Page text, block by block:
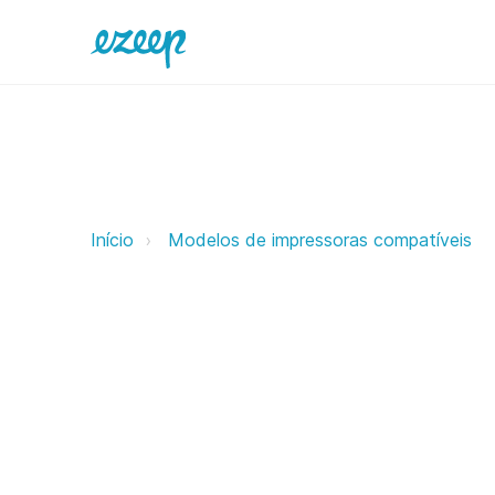
IDP Corp ezeep Support Support
Início Modelos de impressoras compatíveis